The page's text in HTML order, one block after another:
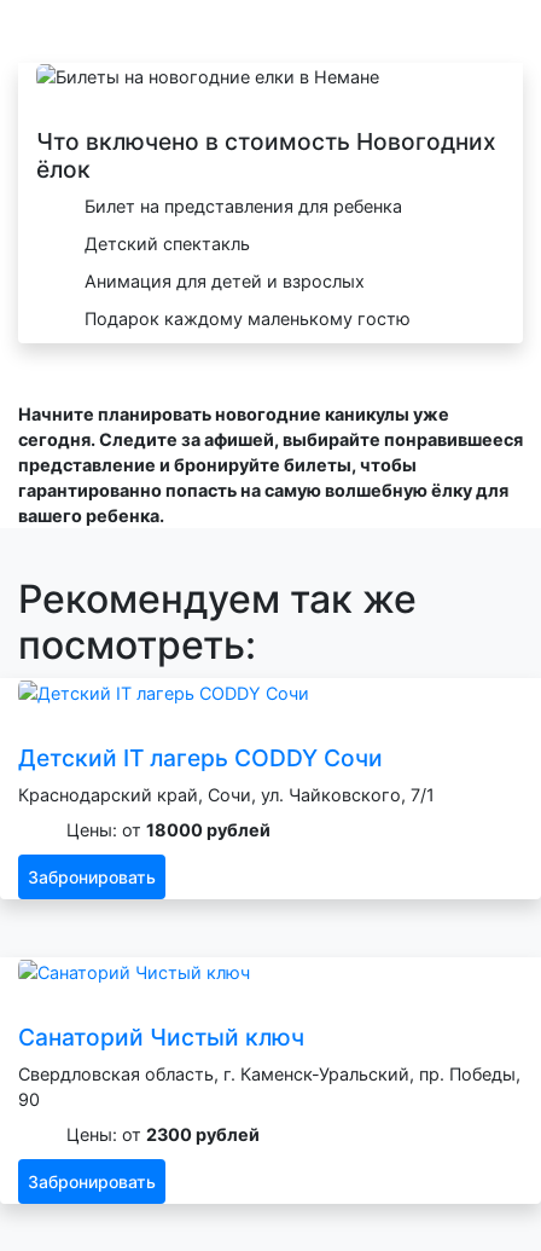
Что включено в стоимость Новогодних
ёлок
Билет на представления для ребенка
Детский спектакль
Анимация для детей и взрослых
Подарок каждому маленькому гостю
Начните планировать новогодние каникулы уже
сегодня. Следите за афишей, выбирайте понравившееся
представление и бронируйте билеты, чтобы
гарантированно попасть на самую волшебную ёлку для
вашего ребенка.
Рекомендуем так же
посмотреть:
Детский IT лагерь CODDY Сочи
Краснодарский край, Сочи, ул. Чайковского, 7/1
Цены: от 18000 рублей
Забронировать
Санаторий Чистый ключ
Свердловская область, г. Каменск-Уральский, пр. Победы,
90
Цены: от 2300 рублей
Забронировать